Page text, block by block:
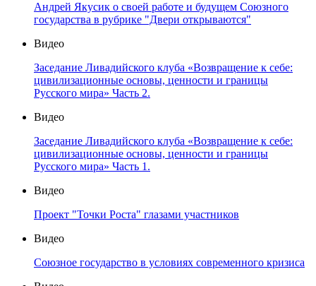
Андрей Якусик о своей работе и будущем Союзного
государства в рубрике "Двери открываются"
Видео
Заседание Ливадийского клуба «Возвращение к себе:
цивилизационные основы, ценности и границы
Русского мира» Часть 2.
Видео
Заседание Ливадийского клуба «Возвращение к себе:
цивилизационные основы, ценности и границы
Русского мира» Часть 1.
Видео
Проект "Точки Роста" глазами участников
Видео
Союзное государство в условиях современного кризиса